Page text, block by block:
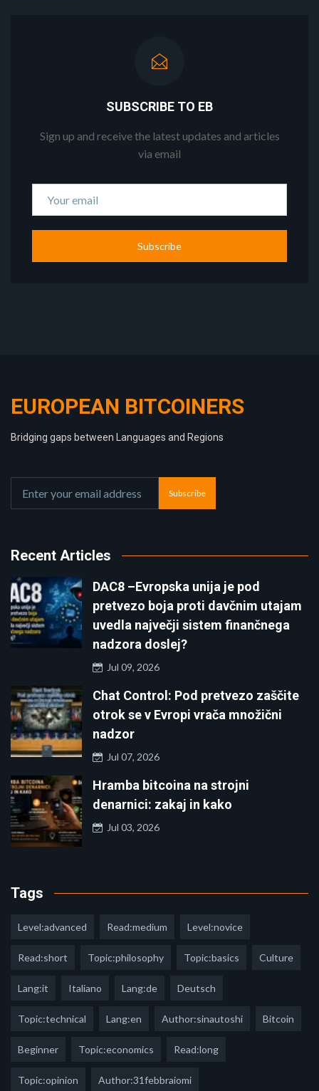
SUBSCRIBE TO EB
Sign up and receive the latest updates and articles
via email
Subscribe
EUROPEAN BITCOINERS
Bridging gaps between Languages and Regions
Subscribe
Recent Articles
DAC8 –Evropska unija je pod
pretvezo boja proti davčnim utajam
uvedla največji sistem finančnega
nadzora doslej?
Jul 09, 2026
Chat Control: Pod pretvezo zaščite
otrok se v Evropi vrača množični
nadzor
Jul 07, 2026
Hramba bitcoina na strojni
denarnici: zakaj in kako
Jul 03, 2026
Tags
Level:advanced Read:medium Level:novice
Read:short Topic:philosophy Topic:basics Culture
Lang:it Italiano Lang:de Deutsch
Topic:technical Lang:en Author:sinautoshi Bitcoin
Beginner Topic:economics Read:long
Topic:opinion Author:31febbraiomi